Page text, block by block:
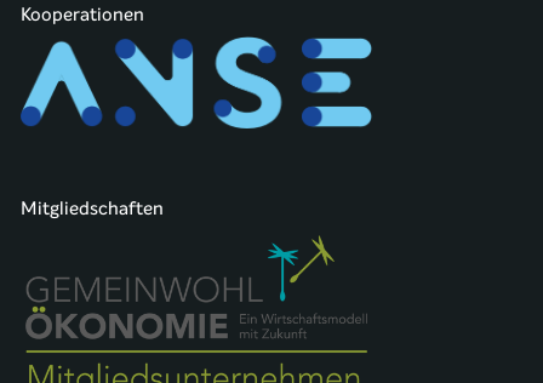
Kooperationen
Mitgliedschaften